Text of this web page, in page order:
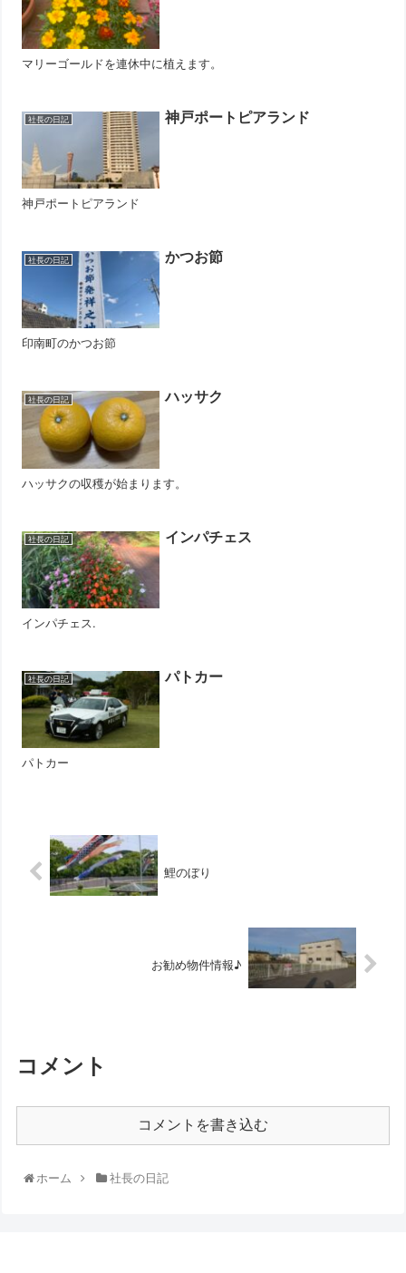
マリーゴールドを連休中に植えます。
社長の日記 神戸ポートピアランド
神戸ポートピアランド
社長の日記 かつお節
印南町のかつお節
社長の日記 ハッサク
ハッサクの収穫が始まります。
社長の日記 インパチェス
インパチェス.
社長の日記 パトカー
パトカー
鯉のぼり
お勧め物件情報♪
コメント
コメントを書き込む
ホーム 社長の日記